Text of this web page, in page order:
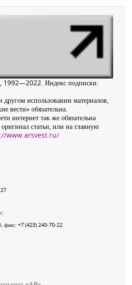
1992—2022. Индекс подписки:
другом использовании материалов,
вести» обязательна.
интернет так же обязательна
статьи, или на главную
www.arsvest.ru/
, факс: +7 (423) 240-70-22